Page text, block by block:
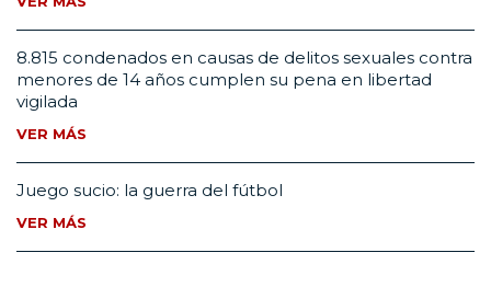
8.815 condenados en causas de delitos sexuales contra
menores de 14 años cumplen su pena en libertad
vigilada
VER MÁS
Juego sucio: la guerra del fútbol
VER MÁS